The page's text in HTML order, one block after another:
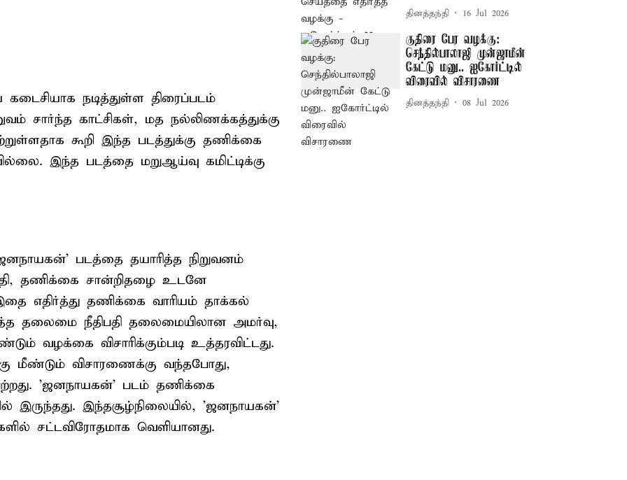
நடித்துள்ள திரைப்படம்
சார்ந்த காட்சிகள், மத நல்லிணக்கத்துக்கு
கூறி இந்த படத்துக்கு தணிக்கை
இந்த படத்தை மறுஆய்வு கமிட்டிக்கு
படத்தை தயாரித்த நிறுவனம்
தணிக்கை சான்றிதழை உடனே
எதிர்த்து தணிக்கை வாரியம் தாக்கல்
தலைமை நீதிபதி தலைமையிலான அமர்வு,
வழக்கை விசாரிக்கும்படி உத்தரவிட்டது.
மீண்டும் விசாரணைக்கு வந்தபோது,
'ஜனநாயகன்' படம் தணிக்கை
இருந்தது. இந்தசூழ்நிலையில், 'ஜனநாயகன்'
சட்டவிரோதமாக வெளியானது.
தினத்தந்தி 16 Jul 2026
குதிரை பேர வழக்கு:
செந்தில்பாலாஜி முன்ஜாமீன்
கேட்டு மனு.. ஐகோர்ட்டில்
விரைவில் விசாரணை
தினத்தந்தி 08 Jul 2026